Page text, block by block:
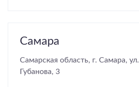
Самара
Самарская область, г. Самара, ул.
Губанова, 3